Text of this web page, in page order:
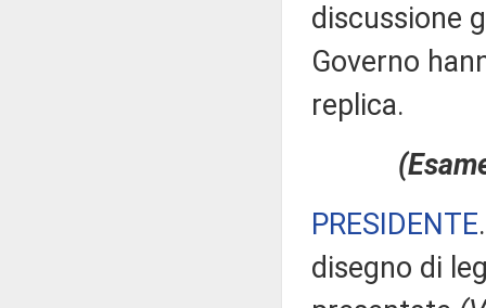
discussione
Governo
replica.
PRESIDENTE
disegno di